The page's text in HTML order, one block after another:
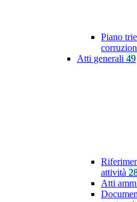
Piano
Atti generali 49
attività
Atti